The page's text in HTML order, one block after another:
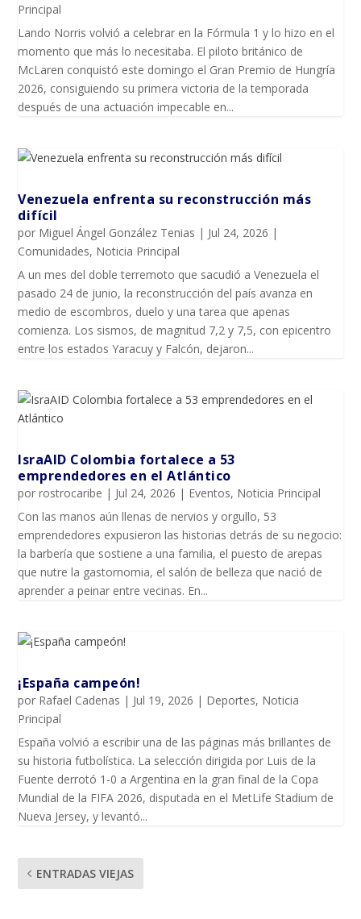
Principal
Lando Norris volvió a celebrar en la Fórmula 1 y lo hizo en el
momento que más lo necesitaba. El piloto británico de
McLaren conquistó este domingo el Gran Premio de Hungría
2026, consiguiendo su primera victoria de la temporada
después de una actuación impecable en...
Venezuela enfrenta su reconstrucción más
difícil
por Miguel Ángel González Tenias | Jul 24, 2026 |
Comunidades, Noticia Principal
A un mes del doble terremoto que sacudió a Venezuela el
pasado 24 de junio, la reconstrucción del país avanza en
medio de escombros, duelo y una tarea que apenas
comienza. Los sismos, de magnitud 7,2 y 7,5, con epicentro
entre los estados Yaracuy y Falcón, dejaron...
IsraAID Colombia fortalece a 53
emprendedores en el Atlántico
porrostrocaribe | Jul 24, 2026 | Eventos, Noticia Principal
Con las manos aún llenas de nervios y orgullo, 53
emprendedores expusieron las historias detrás de su negocio:
la barbería que sostiene a una familia, el puesto de arepas
que nutre la gastornomia, el salón de belleza que nació de
aprender a peinar entre vecinas. En...
¡España campeón!
por Rafael Cadenas | Jul 19, 2026 | Deportes, Noticia
Principal
España volvió a escribir una de las páginas más brillantes de
su historia futbolística. La selección dirigida por Luis de la
Fuente derrotó 1-0 a Argentina en la gran final de la Copa
Mundial de la FIFA 2026, disputada en el MetLife Stadium de
Nueva Jersey, y levantó...
ENTRADAS VIEJAS